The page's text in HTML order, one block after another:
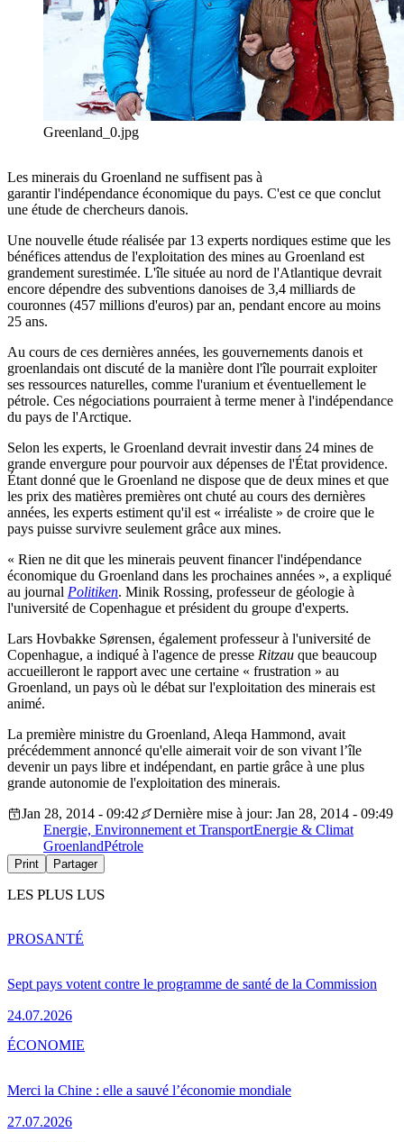
Greenland_0.jpg
Les minerais du Groenland ne suffisent pas à
garantir l'indépendance économique du pays. C'est ce que conclut
une étude de chercheurs danois.
Une nouvelle étude réalisée par 13 experts nordiques estime que les
bénéfices attendus de l'exploitation des mines au Groenland est
grandement surestimée. L'île située au nord de l'Atlantique devrait
encore dépendre des subventions danoises de 3,4 milliards de
couronnes (457 millions d'euros) par an, pendant encore au moins
25 ans.
Au cours de ces dernières années, les gouvernements danois et
groenlandais ont discuté de la manière dont l'île pourrait exploiter
ses ressources naturelles, comme l'uranium et éventuellement le
pétrole. Ces négociations pourraient à terme mener à l'indépendance
du pays de l'Arctique.
Selon les experts, le Groenland devrait investir dans 24 mines de
grande envergure pour pourvoir aux dépenses de l'État providence.
Étant donné que le Groenland ne dispose que de deux mines et que
les prix des matières premières ont chuté au cours des dernières
années, les experts estiment qu'il est « irréaliste » de croire que le
pays puisse survivre seulement grâce aux mines.
« Rien ne dit que les minerais peuvent financer l'indépendance
économique du Groenland dans les prochaines années », a expliqué
au journal Politiken. Minik Rossing, professeur de géologie à
l'université de Copenhague et président du groupe d'experts.
Lars Hovbakke Sørensen, également professeur à l'université de
Copenhague, a indiqué à l'agence de presse Ritzau que beaucoup
accueilleront le rapport avec une certaine « frustration » au
Groenland, un pays où le débat sur l'exploitation des minerais est
animé.
La première ministre du Groenland, Aleqa Hammond, avait
précédemment annoncé qu'elle aimerait voir de son vivant l’île
devenir un pays libre et indépendant, en partie grâce à une plus
grande autonomie de l'exploitation des minerais.
Jan 28, 2014 - 09:42
Dernière mise à jour: Jan 28, 2014 - 09:49
Energie, Environnement et TransportEnergie & Climat
GroenlandPétrole
Print Partager
LES PLUS LUS
Sept pays votent contre le programme de santé de la Commission
24.07.2026
PROSANTÉ
Merci la Chine : elle a sauvé l’économie mondiale
27.07.2026
ÉCONOMIE